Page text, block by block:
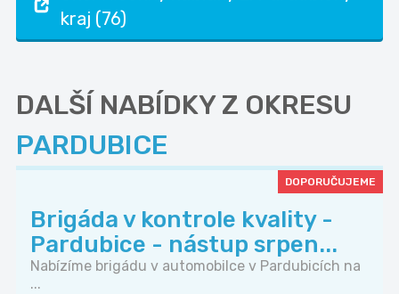
kraj (76)
DALŠÍ NABÍDKY Z OKRESU
PARDUBICE
DOPORUČUJEME
Brigáda v kontrole kvality -
Pardubice - nástup srpen...
Nabízíme brigádu v automobilce v Pardubicích na
...